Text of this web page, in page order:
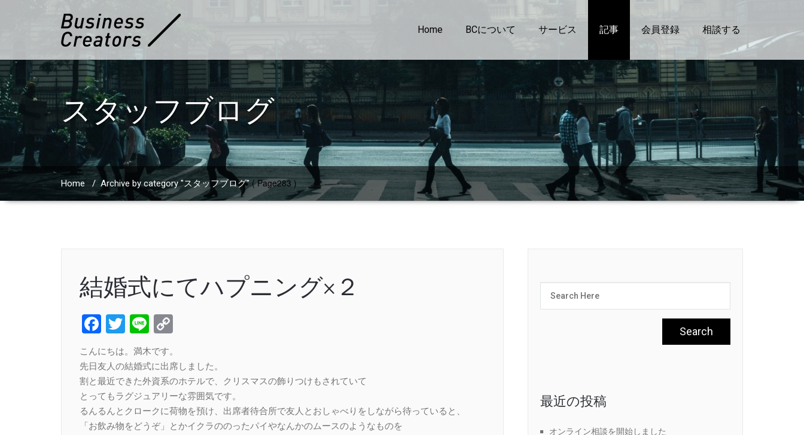
Home BCについて サービス 記事 会員登録 相談する
スタッフブログ
Home / Archive by category "スタッフブログ" ( Page283 )
結婚式にてハプニング×２
Facebook
Twitter
Line
こんにちは。満木です。
先日友人の結婚式に出席しました。
割と最近できた外資系のホテルで、クリスマスの飾りつけもされていて
とってもラグジュアリーな雰囲気です。
るんるんとクロークに荷物を預け、出席者待合所で友人とおしゃべりをしながら待っていると、
「お飲み物をどうぞ」とかイクラののったパイやなんかのムースのようなものを
最近の投稿
オンライン相談を開始しました